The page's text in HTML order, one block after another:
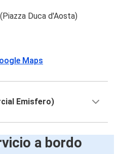
Duca d'Aosta)
Maps
Emisfero)
a bordo